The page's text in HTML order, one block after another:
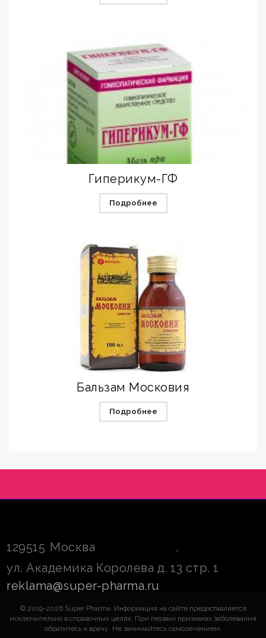
Гиперикум-ГФ
Подробнее
Бальзам Московия
Подробнее
129515 Москва
,
ул. Академика Королева д. 13 стр. 1
reklama@super-pharma.ru
© 2019-2026 Super Pharma. Информация на сайте предоставляется
исключительно в справочных целях. При первых признаках заболевания
обратитесь к врачу. Не занимайтесь самолечением.